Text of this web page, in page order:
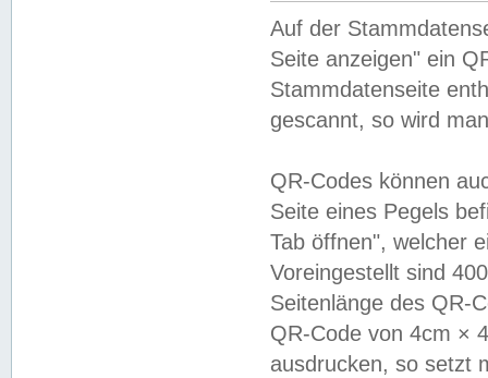
Auf der
Seite anzeigen" ein
Stammdatenseite
gescannt, so wird
QR-Codes können
Seite eines Pegels
Tab öffnen", welcher
Voreingestellt sind
Seitenlänge des QR-
QR-Code von 4cm ×
ausdrucken, so setzt